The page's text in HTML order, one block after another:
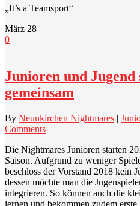
„It’s a Teamsport“
März 28
0
Junioren und Jugend
gemeinsam
By Neunkirchen Nightmares |
Comments
Die Nightmares Junioren starten
Saison. Aufgrund zu weniger
beschloss der Vorstand 2018 kein
dessen möchte man die
integrieren. So können auch die